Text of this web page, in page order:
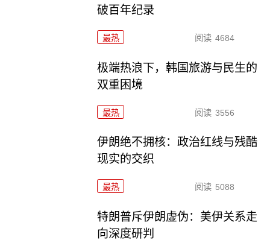
破百年纪录
最热 阅读 4684
极端热浪下，韩国旅游与民生的
双重困境
最热 阅读 3556
伊朗绝不拥核：政治红线与残酷
现实的交织
最热 阅读 5088
特朗普斥伊朗虚伪：美伊关系走
向深度研判